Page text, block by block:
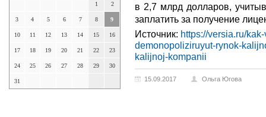
1 2
3 4 5 6 7 8 9
10 11 12 13 14 15 16
17 18 19 20 21 22 23
24 25 26 27 28 29 30
31
в 2,7 млрд долларов,
заплатить за получение
Источник: https://versia.ru/
demonopoliziruyut-rynok-
kalijnoj-kompanii
15.09.2017 Ольга Югова